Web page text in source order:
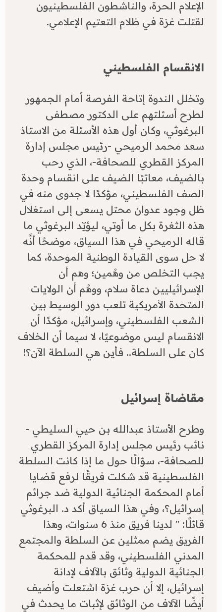
الإعلام الحرة، والناشطون الفلسطينيون
لقتلت غزة في ظلام التعتيم الإعلامي.
الانقسام الفلسطيني
وتخلل الندوة إتاحة الفرصة أمام الجمهور
لطرح أسئلتهم على الدكتور مصطفى
البرغوثي، وكان أول هذه الأسئلة من الاستاذ
سعد محمد الرميحي -رئيس مجلس إدارة
المركز القطري للصحافة-، الذي رحب
بالضيف، معاتبًا الضيف على انقسام وحدة
الصف الفلسطيني، مؤكدًا لا جدوى منه في
ظل وجود عدوان محتل يسعى إلى استغلال
هذه الثغرة بكل ما أوتي، ليؤيّد البرغوثي ما
قاله الرميحي في هذا السياق، موضحًا أنَّه
لا حل سوى القيادة الوطنية الموحدة، كما
يجب التخلص من وهْمين؛ وهم أن
الإسرائيليين دعاة سلام، ووهْم أن الولايات
المتحدة الأمريكية تلعب دور الوسيط بين
الشعب الفلسطيني، وإسرائيل، مؤكدًا أن
الانقسام ليس موضوعيًا، لا سيما أن الخلاف
كان على السلطة.. فأين هي السلطة الآن؟!
مقاضاة إسرائيل
وطرح الأستاذ عبدالله بن حيي السليطي -
نائب رئيس مجلس إدارة المركز القطري
للصحافة-، سؤالًا حول ما إذا كانت السلطة
الفلسطينية قد شكلت فريقًا لرفع قضايا
أمام المحكمة الجنائية الدولية ضد جرائم
إسرائيل؟، وفي هذا السياق أكد د. البرغوثي
قائلًا: " لدينا فريق منذ 6 سنوات، وهذا
الفريق يضم ممثلين عن السلطة والمجتمع
المدني الفلسطيني، وقد قدم للمحكمة
الجنائية الدولية وثائق بالآلاف لإدانة
إسرائيل، إلا أن حرب غزة اشتعلت وأضيف
أيضًا الآلاف من الوثائق لإثبات ما يحدث في